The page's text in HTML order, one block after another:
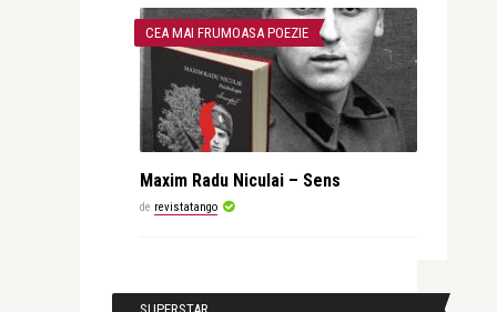
CEA MAI FRUMOASA POEZIE
Maxim Radu Niculai – Sens
de revistatango